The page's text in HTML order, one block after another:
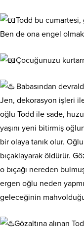
Todd bu
Ben de ona engel
Çocuğunuzu
Babasından
Jen, dekorasyon işleri
oğlu Todd ile sade,
yaşını yeni bitirmiş
bir olaya tanık olur.
bıçaklayarak öldürür.
o bıçağı nereden
ergen oğlu neden
geleceğinin
Gözaltına alınan